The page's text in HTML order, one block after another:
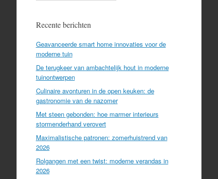
Recente berichten
Geavanceerde smart home innovaties voor de
moderne tuin
De terugkeer van ambachtelijk hout in moderne
tuinontwerpen
Culinaire avonturen in de open keuken: de
gastronomie van de nazomer
Met steen gebonden: hoe marmer interieurs
stormenderhand verovert
Maximalistische patronen: zomerhuistrend van
2026
Rolgangen met een twist: moderne verandas in
2026